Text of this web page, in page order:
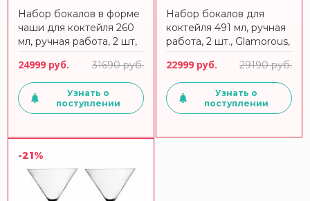
Набор бокалов в форме
чаши для коктейля 260
мл, ручная работа, 2 шт,
ZWIESEL GLAS
24999 руб. 31690 руб.
Узнать о
поступлении
Набор бокалов для
коктейля 491 мл, ручная
работа, 2 шт., Glamorous,
22999 руб. 29190 руб.
Узнать о
поступлении
-21%